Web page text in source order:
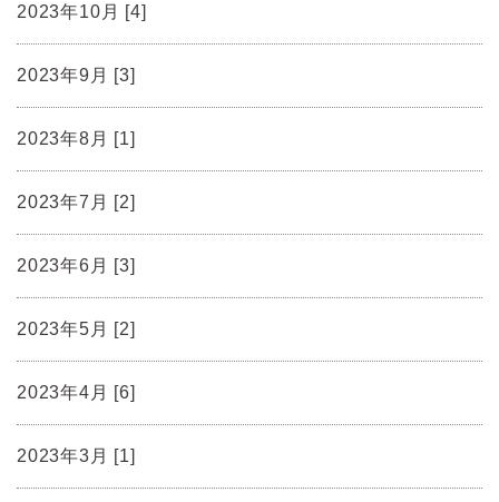
2023年10月 [4]
2023年9月 [3]
2023年8月 [1]
2023年7月 [2]
2023年6月 [3]
2023年5月 [2]
2023年4月 [6]
2023年3月 [1]